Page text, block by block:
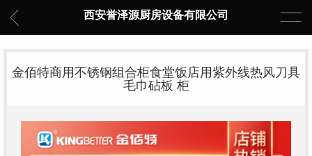
西安誉泽源厨房设备有限公司
金佰特商用不锈钢组合柜食堂饭店用紫外线热风刀具
毛巾砧板 柜